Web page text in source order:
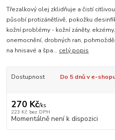
Třezalkový olej zklidňuje a čistí
působí protizánětlivě, pokožku
kožní problémy - kožní záněty,
onemocnění, drobných ran,
na hnisavé a špa... celý popis
Dostupnost Do 5 dnů v e-
270 Kč/ks
223 Kč bez DPH
Momentálně není k dispozici